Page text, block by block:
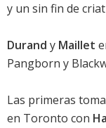
y un sin fin de
Durand y Maillet
Pangborn y
Las primeras
en Toronto con